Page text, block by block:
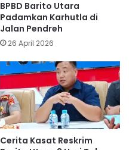
BPBD Barito Utara
Padamkan Karhutla di
Jalan Pendreh
26 April 2026
Cerita Kasat Reskrim